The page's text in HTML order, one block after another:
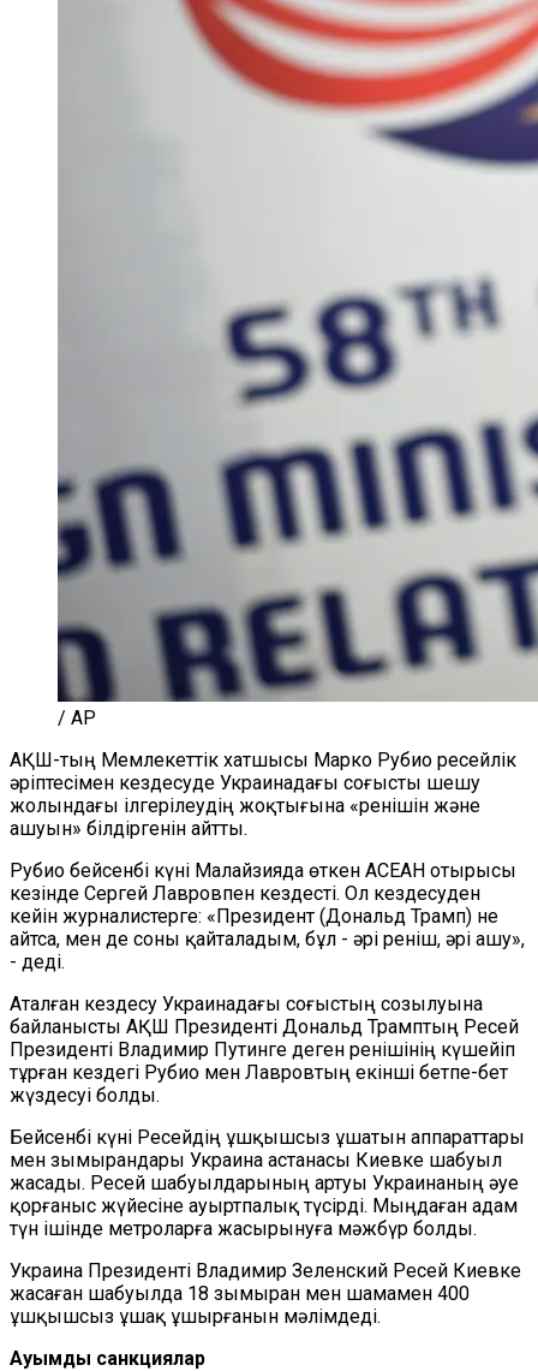
/ AP
АҚШ-тың Мемлекеттік хатшысы Марко Рубио ресейлік
әріптесімен кездесуде Украинадағы соғысты шешу
жолындағы ілгерілеудің жоқтығына «ренішін және
ашуын» білдіргенін айтты.
Рубио бейсенбі күні Малайзияда өткен АСЕАН отырысы
кезінде Сергей Лавровпен кездесті. Ол кездесуден
кейін журналистерге: «Президент (Дональд Трамп) не
айтса, мен де соны қайталадым, бұл - әрі реніш, әрі ашу»,
- деді.
Аталған кездесу Украинадағы соғыстың созылуына
байланысты АҚШ Президенті Дональд Трамптың Ресей
Президенті Владимир Путинге деген ренішінің күшейіп
тұрған кездегі Рубио мен Лавровтың екінші бетпе-бет
жүздесуі болды.
Бейсенбі күні Ресейдің ұшқышсыз ұшатын аппараттары
мен зымырандары Украина астанасы Киевке шабуыл
жасады. Ресей шабуылдарының артуы Украинаның әуе
қорғаныс жүйесіне ауыртпалық түсірді. Мыңдаған адам
түн ішінде метроларға жасырынуға мәжбүр болды.
Украина Президенті Владимир Зеленский Ресей Киевке
жасаған шабуылда 18 зымыран мен шамамен 400
ұшқышсыз ұшақ ұшырғанын мәлімдеді.
Ауқымды санкциялар